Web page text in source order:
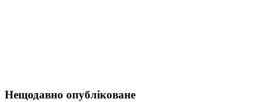
Нещодавно опубліковане